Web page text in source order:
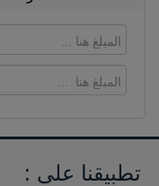
تطبيقنا على :